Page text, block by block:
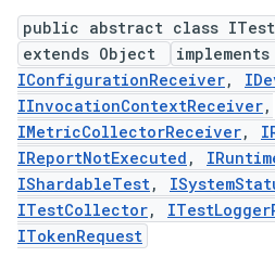
public abstract class
extends Object
implements
IConfigurationReceiver,
IInvocationContextReceiver,
IMetricCollectorReceiver,
IReportNotExecuted ,
IShardableTest,
ITestCollector,
ITokenRequest